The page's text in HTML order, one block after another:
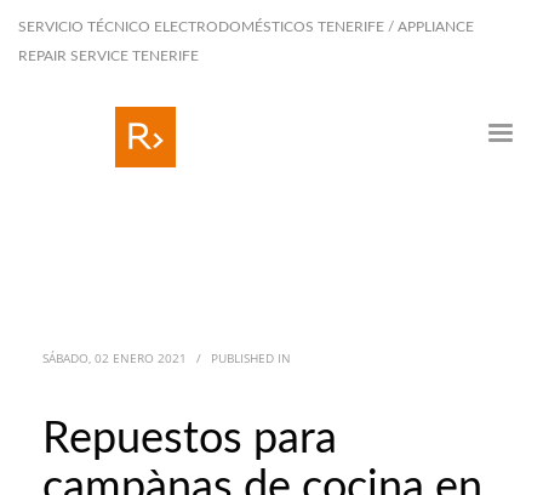
SERVICIO TÉCNICO ELECTRODOMÉSTICOS TENERIFE / APPLIANCE
REPAIR SERVICE TENERIFE
SÁBADO, 02 ENERO 2021 / PUBLISHED IN
Repuestos para